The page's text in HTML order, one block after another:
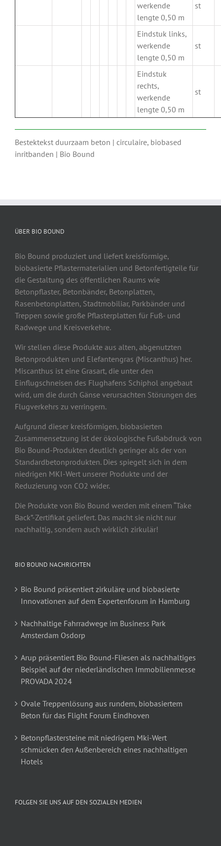
werkende
lengte 0,50 m
st
Eindstuk links,
werkende
lengte 0,50 m
st
Eindstuk
rechts,
werkende
lengte 0,50 m
st
Bestektekst duurzaam beton | circulaire, biobased
inritbanden | Bio Bound
ÜBER BIO BOUND
Bio Bound produziert und liefert kreisförmige,
biobasierte Pflastermaterialien und Betonfertigteile für
die Gestaltung des öffentlichen Raums wie
Betonpflaster, Betonbänder, Betonplatten,
Rasenbetonplatten, Stadtmobiliar, Parkbänder und
Treppen sowie große Pflasterplatten für Fuß- und
Radwege und Kreisverkehre.
Wir stellen diese Produkte aus alten, abgenutzten
Betonprodukten und Elefantengras (Miscanthus) her.
Miscanthus ist eine Grasart, die unter den
Einflugschneisen des Flughafens Schiphol angebaut
wird, um die durch Gänse verursachten Störungen des
Flugverkehrs zu verringern.
Aufgrund dieser kreisförmigen, biobasierten
Zusammensetzung ist der ökologische Fußabdruck von
Bio Bound-Produkten deutlich geringer als der von
Standardbetonprodukten. Dies spiegelt sich in dem
niedrigen MKI-Wert unserer Produkte und der
Reduzierung von CO2 wider.
Die Produkte von Bio Bound werden mit einem “Take
Back”-Zertifikat geliefert. Das macht sie nicht nur
nachhaltig, sondern auch wirklich zirkulär!
BIO BOUND NACHRICHTEN
Bio Bound präsentiert zirkuläre und biobasierte
Innovationen auf dem Expertenforum in Hamburg
Nachhaltige Fahrradwege im Business Park
Amsterdam Osdorp
Arup präsentiert Bio Bound-Fliesen als nachhaltiges
Beispiel auf der niederländischen Immobilienmesse
PROVADA 2024
Ovale Treppenlösung aus rundem, biobasiertem
Beton für das Flight Forum Eindhoven
Betonpflastersteine mit niedrigem Mki-Wert
schmücken den Außenbereich eines nachhaltigen
Hotels
FOLGEN SIE UNS AUF DEN SOZIALEN MEDIEN